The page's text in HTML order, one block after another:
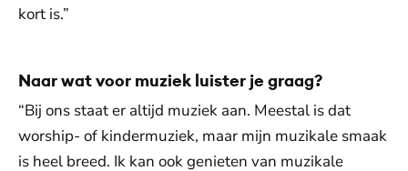
kort is.”
Naar wat voor muziek luister je graag?
“Bij ons staat er altijd muziek aan. Meestal is dat
worship- of kindermuziek, maar mijn muzikale smaak
is heel breed. Ik kan ook genieten van muzikale